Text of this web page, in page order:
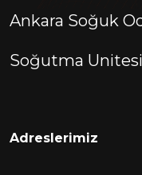
Ankara Soğuk
Soğutma Unitesi
Adreslerimiz